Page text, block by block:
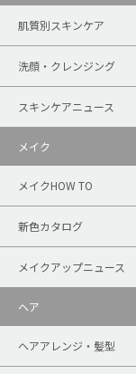
肌質別スキンケア
洗顔・クレンジング
スキンケアニュース
メイク
メイクHOW TO
新色カタログ
メイクアップニュース
ヘア
ヘアアレンジ・髪型